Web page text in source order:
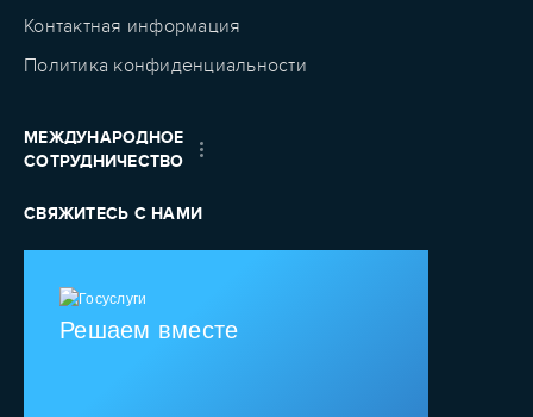
Контактная информация
Политика конфиденциальности
МЕЖДУНАРОДНОЕ
СОТРУДНИЧЕСТВО
СВЯЖИТЕСЬ С НАМИ
Решаем вместе